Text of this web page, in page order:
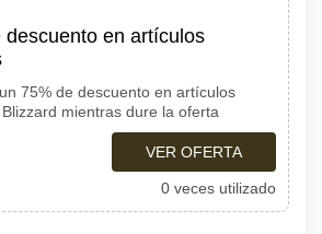
descuento en artículos
75% de descuento en artículos
mientras dure la oferta
VER OFERTA
0 veces utilizado